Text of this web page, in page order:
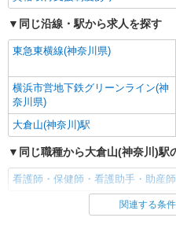
同じ沿線・駅から求人を探す
東急東横線(神奈川県)
横浜市営地下鉄グリーンライン(神
奈川県)
大倉山(神奈川)駅
同じ職種から大倉山(神奈川)駅
看護師・保健師・看護助手・助産師
同じ雇用形態から大倉山(神奈
関連する条